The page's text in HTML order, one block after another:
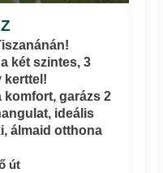
két szintes, 3
kerttel!
garázs 2
ideális
álmaid otthona
út